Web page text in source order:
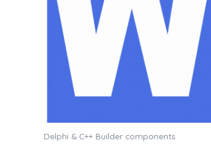
Delphi & C++ Builder components
Pilihan
dapat
diambil
di
halaman